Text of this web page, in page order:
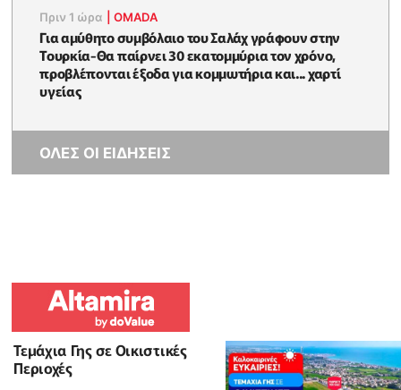
Πριν 1 ώρα |OMADA
Για αμύθητο συμβόλαιο του Σαλάχ γράφουν στην
Τουρκία-Θα παίρνει 30 εκατομμύρια τον χρόνο,
προβλέπονται έξοδα για κομμωτήρια και... χαρτί
υγείας
ΟΛΕΣ ΟΙ ΕΙΔΗΣΕΙΣ
Τεμάχια Γης σε Οικιστικές
Περιοχές